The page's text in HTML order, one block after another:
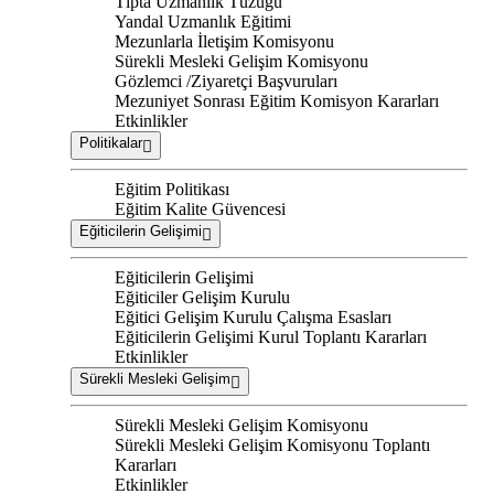
Yandal Uzmanlık Eğitimi
Mezunlarla İletişim Komisyonu
Sürekli Mesleki Gelişim Komisyonu
Gözlemci /Ziyaretçi Başvuruları
Mezuniyet Sonrası Eğitim Komisyon Kararları
Etkinlikler
Politikalar
Eğitim Politikası
Eğitim Kalite Güvencesi
Eğiticilerin Gelişimi
Eğiticilerin Gelişimi
Eğiticiler Gelişim Kurulu
Eğitici Gelişim Kurulu Çalışma Esasları
Eğiticilerin Gelişimi Kurul Toplantı Kararları
Etkinlikler
Sürekli Mesleki Gelişim
Sürekli Mesleki Gelişim Komisyonu
Sürekli Mesleki Gelişim Komisyonu Toplantı
Kararları
Etkinlikler